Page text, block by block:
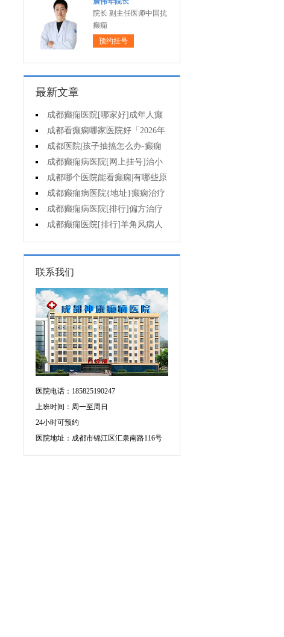
院长 副主任医师中国抗
癫痫
预约挂号
最新文章
成都癫痫医院[哪家好]成年人癫
痫的护理要做到哪些?
成都看癫痫哪家医院好「2026年
度公布」癫痫是遗传的吗?
成都医院|孩子抽搐怎么办-癫痫
病吃什么中药?
成都癫痫病医院[网上挂号]治小
儿癫痫病药哪个好?
成都哪个医院能看癫痫|有哪些原
因会造成癫痫?
成都癫痫病医院{地址}癫痫治疗
要坚持哪些原则?
成都癫痫病医院[排行]偏方治疗
可信吗?
成都癫痫医院[排行]羊角风病人
睡眠困难怎么办?
联系我们
医院电话：185825190247
上班时间：周一至周日
24小时可预约
医院地址：成都市锦江区汇泉南路116号